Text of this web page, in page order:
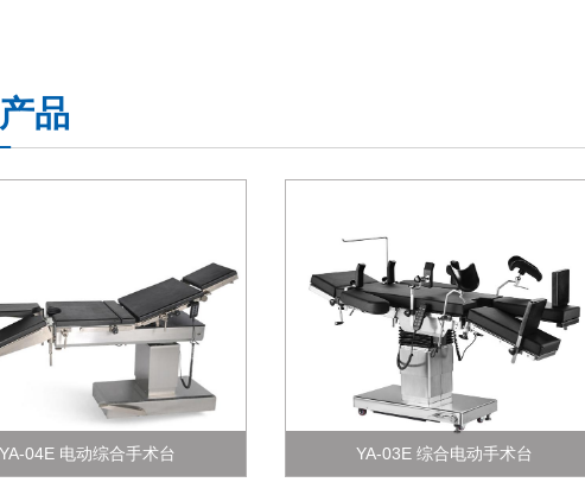
品
YA-04E 电动综合手术台 YA-03E 综合电动手术台